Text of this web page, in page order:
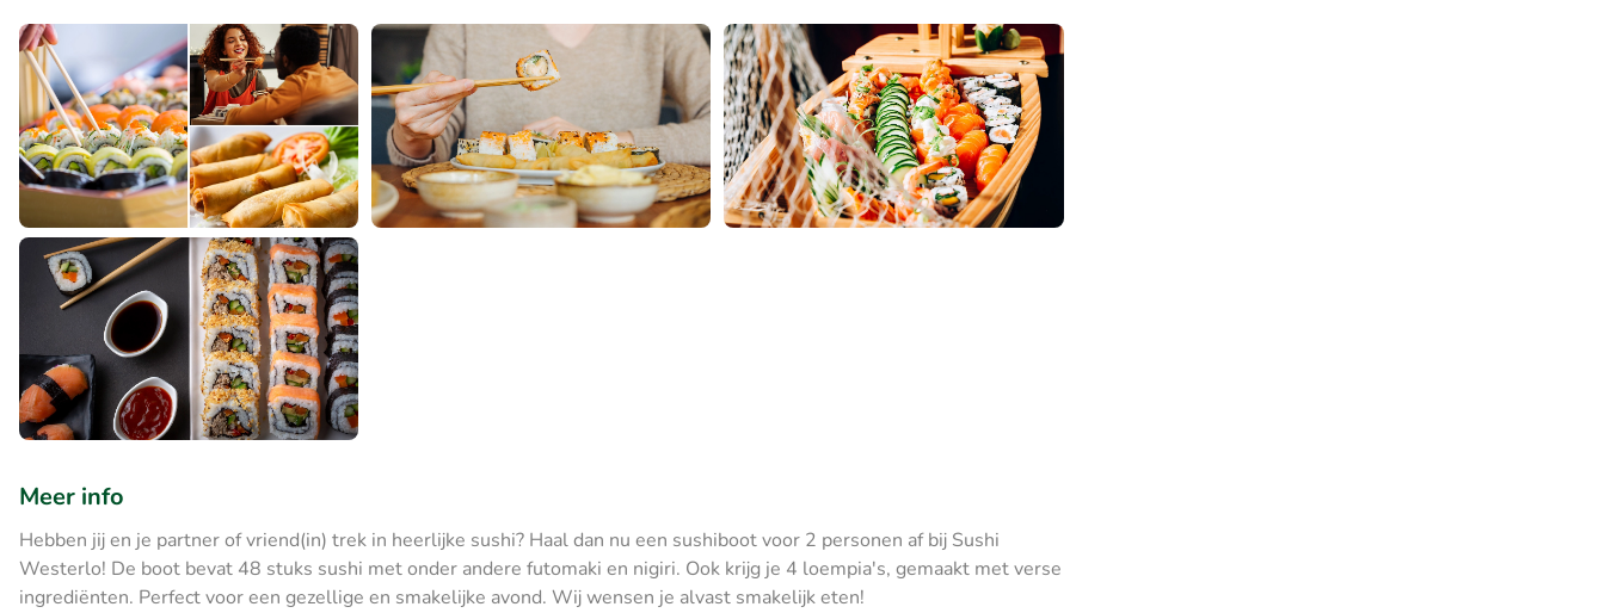
Meer info
Hebben jij en je partner of vriend(in) trek in heerlijke sushi? Haal dan nu een sushiboot voor 2 personen af bij Sushi
Westerlo! De boot bevat 48 stuks sushi met onder andere futomaki en nigiri. Ook krijg je 4 loempia's, gemaakt met verse
ingrediënten. Perfect voor een gezellige en smakelijke avond. Wij wensen je alvast smakelijk eten!